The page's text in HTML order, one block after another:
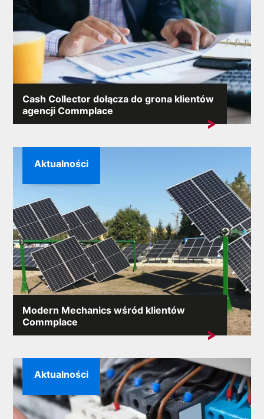
Cash Collector dołącza do grona klientów
agencji Commplace
Miło nam poinformować, że do portfolio klientów
Modern Mechanics wśród klientów
Commplace
Do grona naszych klientów dołączyła kolejna firma z
Aktualności
Aktualności